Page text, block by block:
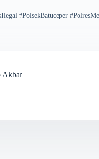
#PolsekBatuceper
Akbar